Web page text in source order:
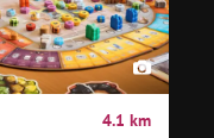
4.1 km